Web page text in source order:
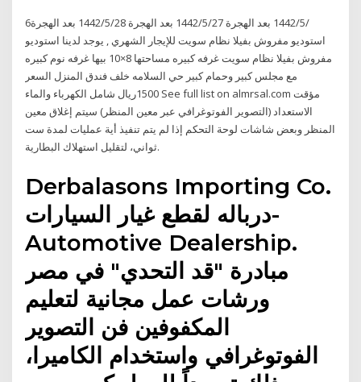
6‏‏/5‏‏/1442 بعد الهجرة 27‏‏/5‏‏/1442 بعد الهجرة 28‏‏/5‏‏/1442 بعد الهجرة
استوديو مفروش بفيلا نظام سويت للإيجار الشهري , يوجد لدينا استوديو
مفروش بفيلا نظام سويت غرفه كبيره مساحتها 8×10 بيها غرفه نوم كبيره
مع مجلس كبير وحمام كبير حي السلامه خلف فندق المنزل السعر
1500ريال شامل الكهرباء والماء See full list on almrsal.com مؤقت
الاستعداد (التصوير الفوتوغرافي عبر معين المنظر) سيتم إغلاق معين
المنظر وبعض شاشات لوحة التحكم إذا لم يتم تنفيذ أية عمليات لمدة ست
ثواني، لتقليل استهلاك البطارية.
Derbalasons Importing Co.
درباله لقطع غيار السيارات-
Automotive Dealership.
مبادرة "قد التحدي" في مصر
ورشات عمل مجانية لتعليم
المكفوفين فن التصوير
الفوتوغرافي واستخدام الكاميرا،